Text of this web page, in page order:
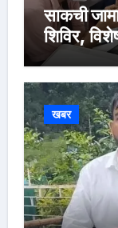
साकची
शिविर,
खबर